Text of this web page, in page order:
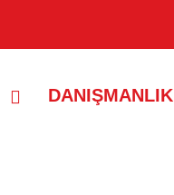
DANIŞMANLIK